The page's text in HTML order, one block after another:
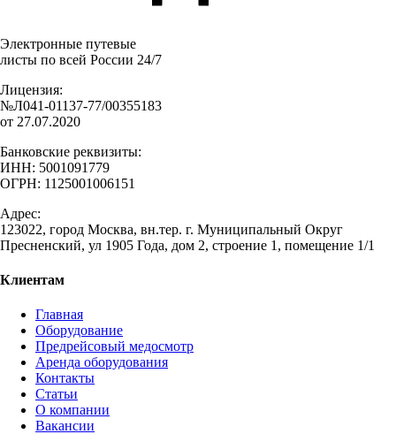
Электронные путевые
листы по всей России 24/7
Лицензия:
№Л041-01137-77/00355183
от 27.07.2020
Банковские реквизиты:
ИНН: 5001091779
ОГРН: 1125001006151
Адрес:
123022, город Москва, вн.тер. г. Муниципальный Округ
Пресненский, ул 1905 Года, дом 2, строение 1, помещение 1/1
Клиентам
Главная
Оборудование
Предрейсовый медосмотр
Аренда оборудования
Контакты
Статьи
О компании
Вакансии